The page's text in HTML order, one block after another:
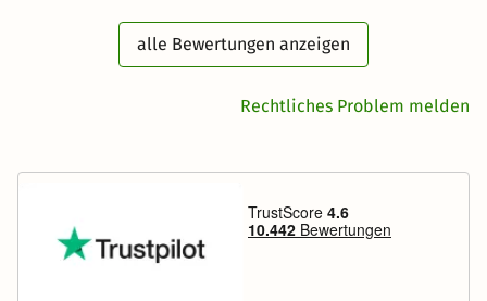
alle Bewertungen anzeigen
Rechtliches Problem melden